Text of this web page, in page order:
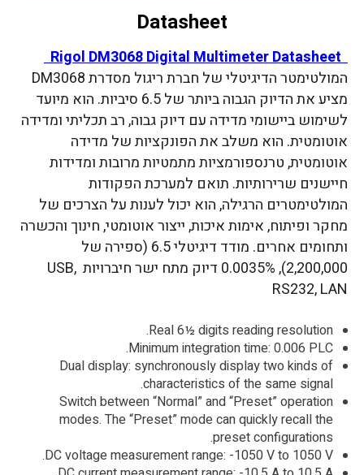
המולטימטר הדיגיטלי של חברת ריגול מסדרת DM3068
מציע את הדיוק הגבוה ביותר של 6.5 סיביות. הוא מיועד
לשימוש ביישומי מדידה עם דיוק גבוה, רב תכליתי ומדידה
אוטומטית. הוא משלב את הפונקציות של מדידה
אוטומטית, טרנספורמציות מתמטיות מרובות ומדידות
חיישנים שרירותיות. תואם למערכת הפקודות
המולטימטרים הרגילה, הוא יכול לענות על הצרכים של
מחקר ופיתוח, אימות איכות, ייצור אוטומטי, חינוך והכשרה
ותחומים אחרים. מודד דיגיטלי 6.5 (ספירה של
2,200,000), 0.0035% דיוק מתח ישר חיברויות USB,
RS232, LAN
Real 6½ digits reading resolution.
Minimum integration time: 0.006 PLC.
Dual display: synchronously display two kinds of
characteristics of the same signal.
Switch between “Normal” and “Preset” operation
modes. The “Preset” mode can quickly recall the
preset configurations.
DC voltage measurement range: -1050 V to 1050 V.
Datasheet
Rigol DM3068 Digital Multimeter Datasheet